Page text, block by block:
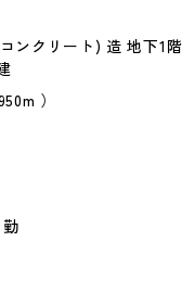
ンクリート) 造 地下1階
）